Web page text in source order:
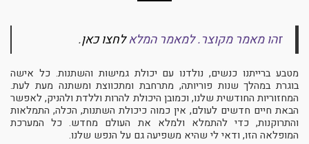
זהו מאמר מקוצר. למאמר המלא לחצו כאן.
מטבע ברייתנו כנשים, נולדנו עם יכולת גמישות והשתנות. כל אישה
בוגרת במהלך שנות פוריותה, מתרחבת ומתכווצת ומשתנה מעת לעת.
המחזוריות החודשית שלנו, וכמובן היכולת להרות וללדת ולהניק, לאפשר
הבאת חיים חדשים לעולם, אין כמוה כיכולת השתנות, הכלה, התמלאות
והתרוקנות, כדי להתמלא ולמלא את העולם מחדש. כל המערכת
המופלאה הזו, ודאי לי שהיא משפיעה גם על הנפש שלנו.